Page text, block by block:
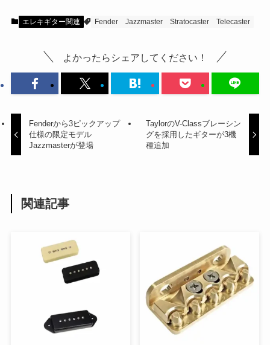
エレキギター関連 Fender Jazzmaster Stratocaster Telecaster
よかったらシェアしてください！
Fenderから3ピックアップ
仕様の限定モデル
Jazzmasterが登場
TaylorのV-Classブレーシン
グを採用したギターが3機
種追加
関連記事